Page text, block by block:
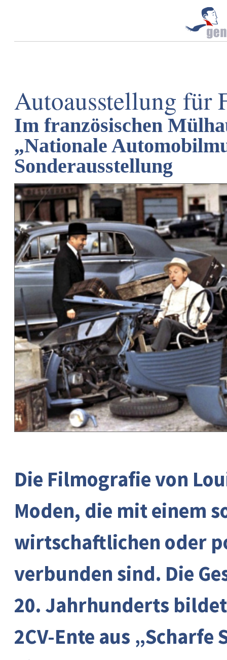
Autoausstellung für
Im französischen
„Nationale
Sonderausstellung
Die Filmografie von
Moden, die mit einem
wirtschaftlichen oder
verbunden sind. Die
20. Jahrhunderts
2CV-Ente aus „Scharfe